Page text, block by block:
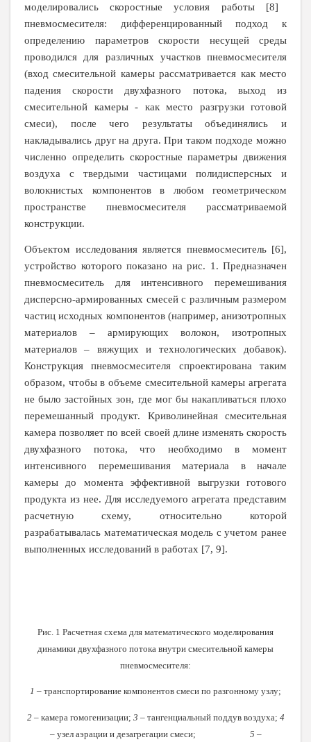
моделировались скоростные условия работы [8]
пневмосмесителя: дифференцированный подход к
определению параметров скорости несущей среды
проводился для различных участков пневмосмесителя
(вход смесительной камеры рассматривается как место
падения скорости двухфазного потока, выход из
смесительной камеры - как место разгрузки готовой
смеси), после чего результаты объединялись и
накладывались друг на друга. При таком подходе можно
численно определить скоростные параметры движения
воздуха с твердыми частицами полидисперсных и
волокнистых компонентов в любом геометрическом
пространстве пневмосмесителя рассматриваемой
конструкции.
Объектом исследования является пневмосмеситель [6],
устройство которого показано на рис. 1. Предназначен
пневмосмеситель для интенсивного перемешивания
дисперсно-армированных смесей с различным размером
частиц исходных компонентов (например, анизотропных
материалов – армирующих волокон, изотропных
материалов – вяжущих и технологических добавок).
Конструкция пневмосмесителя спроектирована таким
образом, чтобы в объеме смесительной камеры агрегата
не было застойных зон, где мог бы накапливаться плохо
перемешанный продукт. Криволинейная смесительная
камера позволяет по всей своей длине изменять скорость
двухфазного потока, что необходимо в момент
интенсивного перемешивания материала в начале
камеры до момента эффективной выгрузки готового
продукта из нее. Для исследуемого агрегата представим
расчетную схему, относительно которой
разрабатывалась математическая модель с учетом ранее
выполненных исследований в работах [7, 9].
Рис. 1 Расчетная схема для математического моделирования
динамики двухфазного потока внутри смесительной камеры
пневмосмесителя:
1 – транспортирование компонентов смеси по разгонному узлу;
2– камера гомогенизации; 3 – тангенциальный поддув воздуха; 4
– узел аэрации и дезагрегации смеси; 5 –